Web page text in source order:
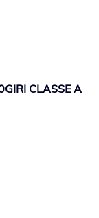
CLASSE A